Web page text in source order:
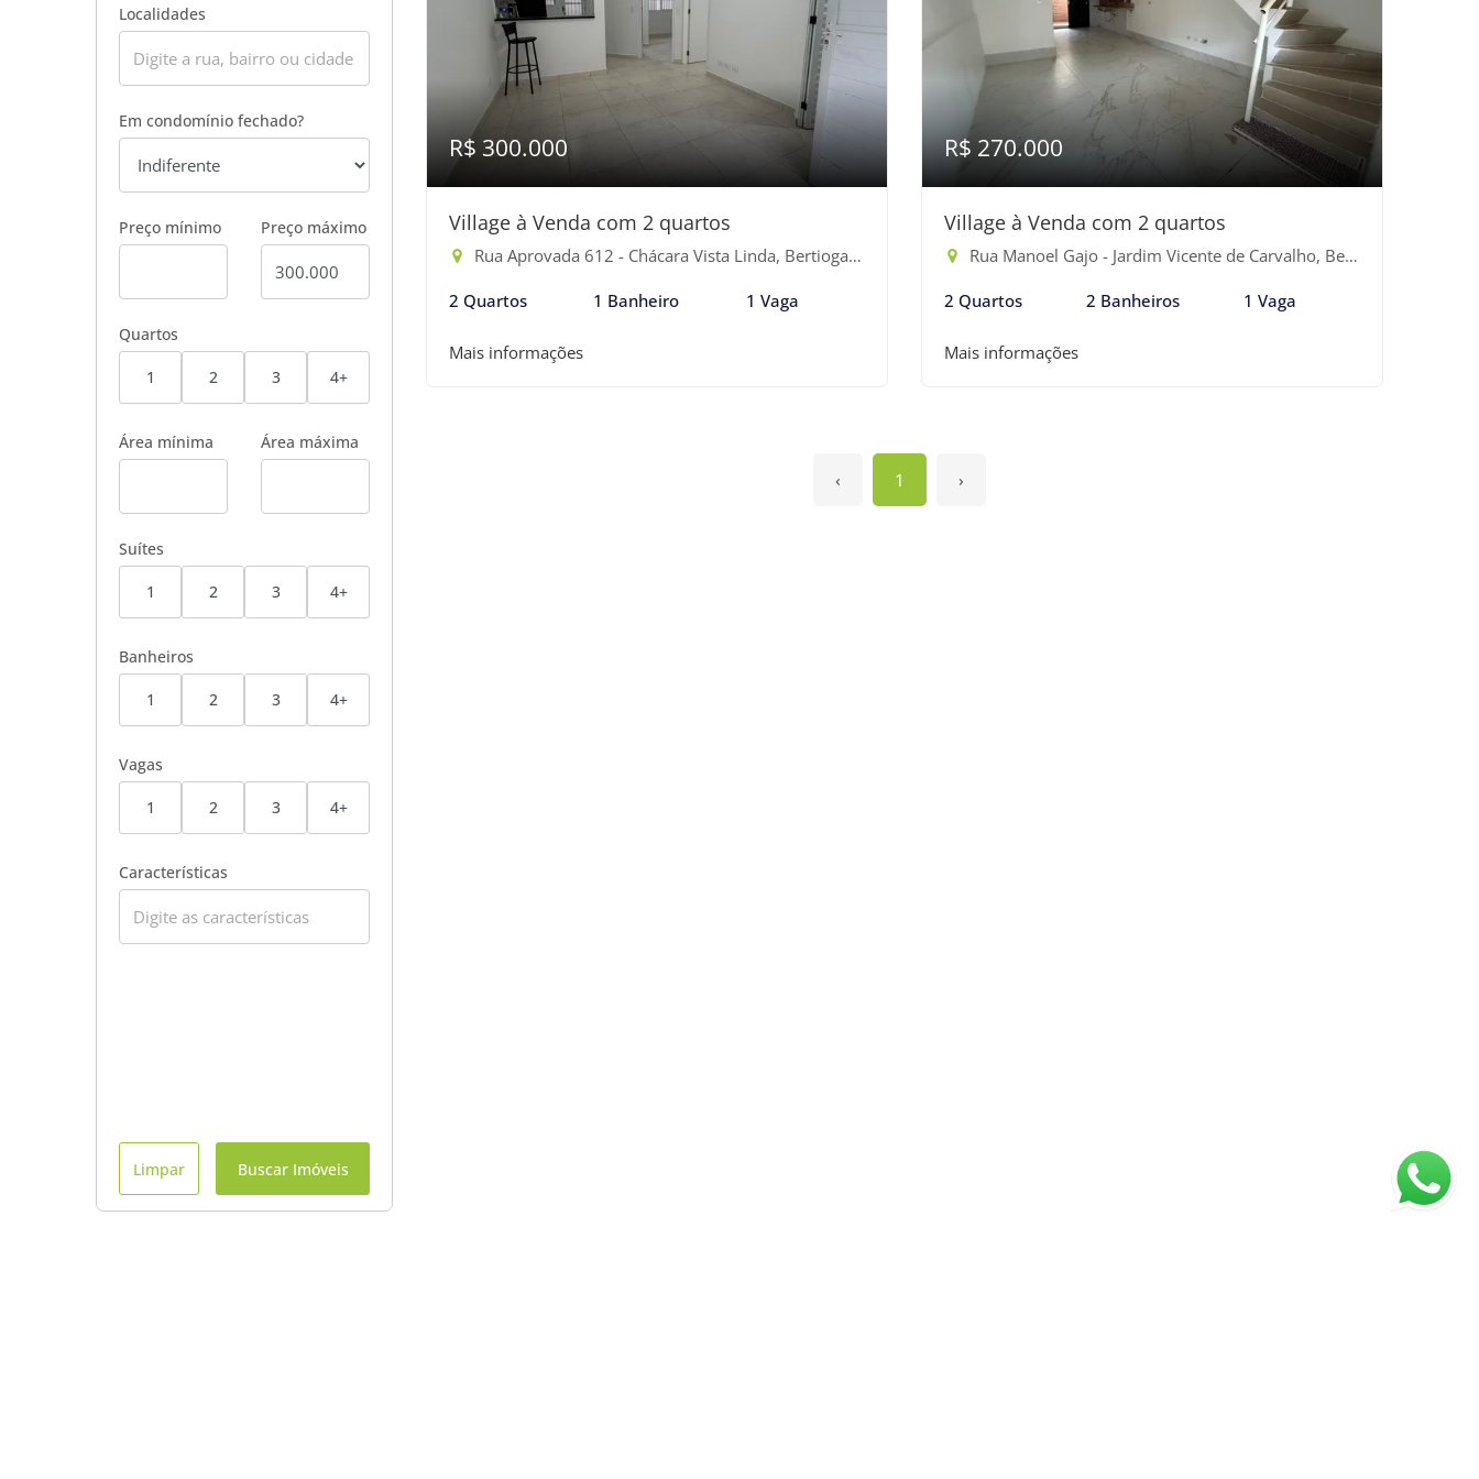
Localidades
Em condomínio fechado?
Preço mínimo Preço máximo
Quartos
1 2 3 4+
Área mínima Área máxima
Suítes
1 2 3 4+
Banheiros
1 2 3 4+
Vagas
1 2 3 4+
Características
Limpar Buscar Imóveis
R$ 300.000
Village à Venda com 2 quartos
Rua Aprovada 612 - Chácara Vista Linda, Bertioga-SP
2 Quartos 1 Banheiro 1 Vaga
Mais informações
R$ 270.000
Village à Venda com 2 quartos
Rua Manoel Gajo - Jardim Vicente de Carvalho, Bertioga-SP
2 Quartos 2 Banheiros 1 Vaga
Mais informações
‹ 1 ›